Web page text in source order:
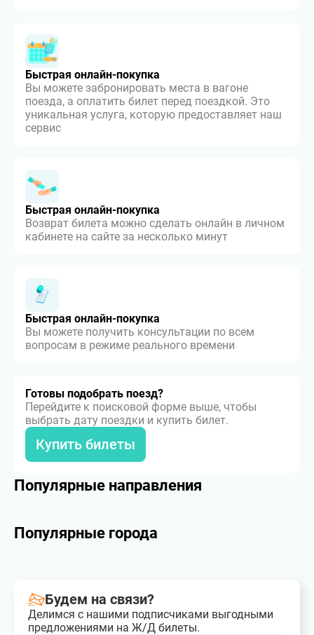
Быстрая онлайн-покупка
Вы можете забронировать места в вагоне
поезда, а оплатить билет перед поездкой. Это
уникальная услуга, которую предоставляет наш
сервис
Быстрая онлайн-покупка
Возврат билета можно сделать онлайн в личном
кабинете на сайте за несколько минут
Быстрая онлайн-покупка
Вы можете получить консультации по всем
вопросам в режиме реального времени
Готовы подобрать поезд?
Перейдите к поисковой форме выше, чтобы
выбрать дату поездки и купить билет.
Купить билеты
Популярные направления
Популярные города
Будем на связи?
Делимся с нашими подписчиками выгодными
предложениями на Ж/Д билеты.